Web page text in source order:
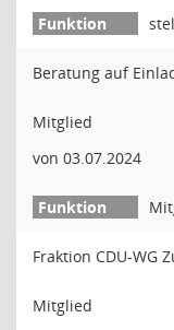
Beratung auf
Mitglied
von 03.07.2024
Fraktion CDU-WG
Mitglied